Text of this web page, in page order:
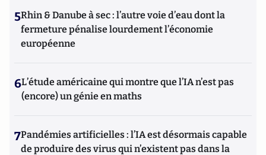
5Rhin & Danube à sec : l’autre voie d’eau dont la
fermeture pénalise lourdement l’économie
européenne
6L’étude américaine qui montre que l’IA n’est pas
(encore) un génie en maths
7Pandémies artificielles : l’IA est désormais capable
de produire des virus qui n’existent pas dans la